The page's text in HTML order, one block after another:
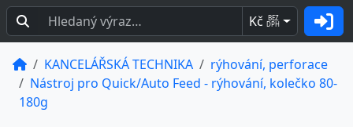
Kč BEZ
DPH
KANCELÁŘSKÁ TECHNIKA
rýhování, perforace
Nástroj pro Quick/Auto Feed - rýhování, kolečko 80-
180g